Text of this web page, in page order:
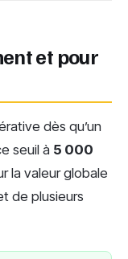
et pour
dès qu’un
seuil à 5 000
la valeur globale
de plusieurs